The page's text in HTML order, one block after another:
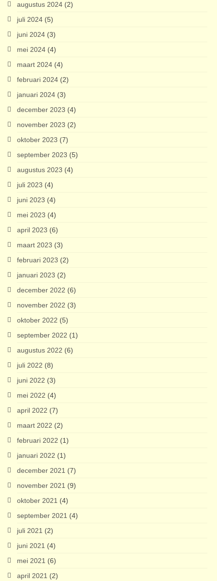
augustus 2024 (2)
juli 2024 (5)
juni 2024 (3)
mei 2024 (4)
maart 2024 (4)
februari 2024 (2)
januari 2024 (3)
december 2023 (4)
november 2023 (2)
oktober 2023 (7)
september 2023 (5)
augustus 2023 (4)
juli 2023 (4)
juni 2023 (4)
mei 2023 (4)
april 2023 (6)
maart 2023 (3)
februari 2023 (2)
januari 2023 (2)
december 2022 (6)
november 2022 (3)
oktober 2022 (5)
september 2022 (1)
augustus 2022 (6)
juli 2022 (8)
juni 2022 (3)
mei 2022 (4)
april 2022 (7)
maart 2022 (2)
februari 2022 (1)
januari 2022 (1)
december 2021 (7)
november 2021 (9)
oktober 2021 (4)
september 2021 (4)
juli 2021 (2)
juni 2021 (4)
mei 2021 (6)
april 2021 (2)